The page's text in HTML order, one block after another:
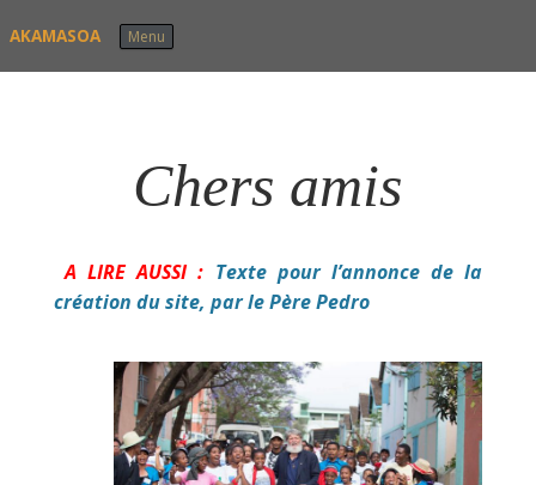
AKAMASOA Menu
Chers amis
A LIRE AUSSI : Texte pour l’annonce de la
création du site, par le Père Pedro